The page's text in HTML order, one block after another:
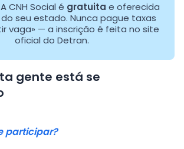
A CNH Social é gratuita e oferecida
seu estado. Nunca pague taxas
vaga» — a inscrição é feita no site
oficial do Detran.
gente está se
participar?